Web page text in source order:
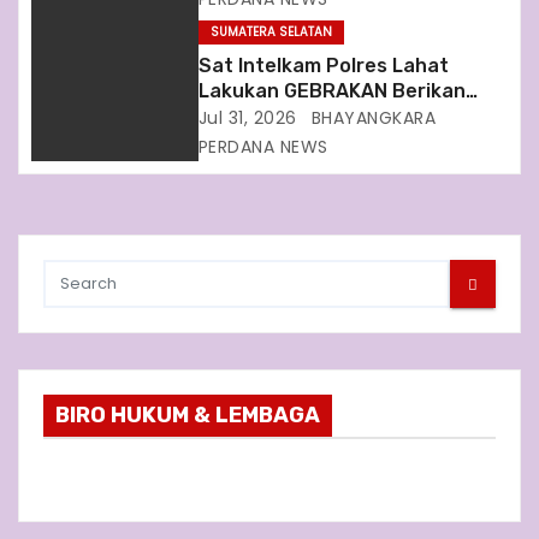
SUMATERA SELATAN
Sat Intelkam Polres Lahat
Lakukan GEBRAKAN Berikan
Bantuan Kursi Roda
Jul 31, 2026
BHAYANGKARA
PERDANA NEWS
BIRO HUKUM & LEMBAGA